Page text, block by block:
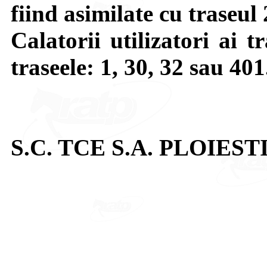
fiind asimilate cu traseul
Calatorii utilizatori ai
traseele: 1, 30, 32 sau
S.C. TCE S.A.